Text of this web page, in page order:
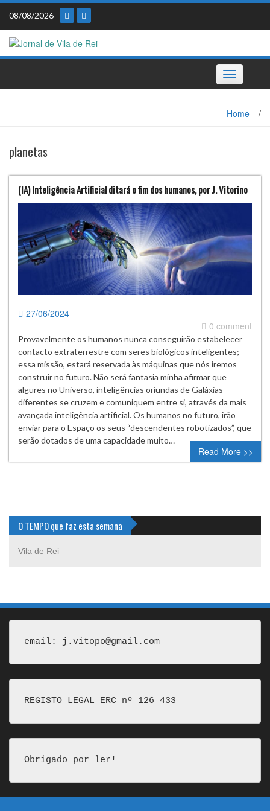
Skip
content
08/08/2026
Toggle
navigation
Home /
planetas
(IA) Inteligência Artificial ditará o fim dos humanos, por J. Vitorino
27/06/2024
0 comment
Provavelmente os humanos nunca conseguirão estabelecer
contacto extraterrestre com seres biológicos inteligentes;
essa missão, estará reservada às máquinas que nós iremos
construir no futuro. Não será fantasia minha afirmar que
algures no Universo, inteligências oriundas de Galáxias
diferentes se cruzem e comuniquem entre si, através da mais
avançada inteligência artificial. Os humanos no futuro, irão
enviar para o Espaço os seus “descendentes robotizados”, que
serão dotados de uma capacidade muito…
Read More >>
O TEMPO que faz esta semana
Vila de Rei
email: j.vitopo@gmail.com
REGISTO LEGAL ERC nº 126 433
Obrigado por ler!